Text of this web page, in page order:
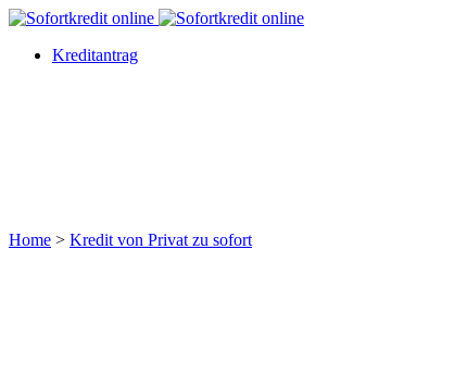
Kreditantrag
Home > Kredit von Privat zu sofort